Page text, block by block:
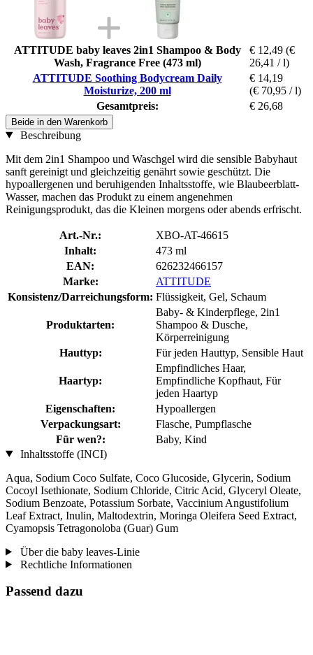
ATTITUDE baby leaves 2in1 Shampoo & Body
Wash, Fragrance Free (473 ml)
€ 12,49 (€
26,41 / l)
ATTITUDE Soothing Bodycream Daily
Moisturize, 200 ml
€ 14,19
(€ 70,95 / l)
Gesamtpreis:
€ 26,68
Beide in den Warenkorb
Beschreibung
Mit dem 2in1 Shampoo und Waschgel wird die sensible Babyhaut
sanft gereinigt und gleichzeitig genährt sowie geschützt. Die
hypoallergenen und beruhigenden Inhaltsstoffe, wie Blaubeerblatt-
Wasser, machen das Produkt zu einem angenehmen
Reinigungsprodukt, das die Kleinen morgens oder abends erfrischt.
Art.-Nr.:
XBO-AT-46615
Inhalt:
473 ml
EAN:
626232466157
Marke:
ATTITUDE
Konsistenz/Darreichungsform: Flüssigkeit, Gel, Schaum
Produktarten:
Baby- & Kinderpflege, 2in1
Shampoo & Dusche,
Körperreinigung
Hauttyp:
Für jeden Hauttyp, Sensible Haut
Haartyp:
Empfindliches Haar,
Empfindliche Kopfhaut, Für
jeden Haartyp
Eigenschaften:
Hypoallergen
Verpackungsart:
Flasche, Pumpflasche
Für wen?:
Baby, Kind
Inhaltsstoffe (INCI)
Aqua, Sodium Coco­ Sulfate, Coco Glucoside, Glycerin, Sodium
Cocoyl Isethionate, Sodium Chloride, Citric Acid, Glyceryl Oleate,
Sodium Benzoate, Potassium Sorbate, Vaccinium Angustifolium
Leaf Extract, Inulin, Maltodextrin, Moringa Oleifera Seed Extract,
Cyamopsis Tetragonoloba (Guar) Gum
Über die baby leaves-Linie
Rechtliche Informationen
Passend dazu